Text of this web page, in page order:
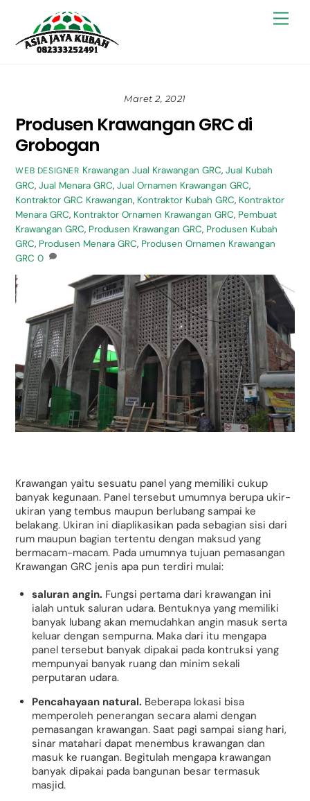
content
Maret 2, 2021
Produsen Krawangan GRC di
Grobogan
WEB DESIGNER Krawangan Jual Krawangan GRC, Jual Kubah
GRC,Jual Menara GRC,Jual Ornamen Krawangan GRC,
Kontraktor GRC Krawangan, Kontraktor Kubah GRC, Kontraktor
Menara GRC, Kontraktor Ornamen Krawangan GRC, Pembuat
Krawangan GRC, Produsen Krawangan GRC, Produsen Kubah
GRC, Produsen Menara GRC, Produsen Ornamen Krawangan
GRC 0
Krawangan yaitu sesuatu panel yang memiliki cukup
banyak kegunaan. Panel tersebut umumnya berupa ukir-
ukiran yang tembus maupun berlubang sampai ke
belakang. Ukiran ini diaplikasikan pada sebagian sisi dari
rum maupun bagian tertentu dengan maksud yang
bermacam-macam. Pada umumnya tujuan pemasangan
Krawangan GRC jenis apa pun terdiri mulai:
saluran angin. Fungsi pertama dari krawangan ini
ialah untuk saluran udara. Bentuknya yang memiliki
banyak lubang akan memudahkan angin masuk serta
keluar dengan sempurna. Maka dari itu mengapa
panel tersebut banyak dipakai pada kontruksi yang
mempunyai banyak ruang dan minim sekali
perputaran udara.
Pencahayaan natural. Beberapa lokasi bisa
memperoleh penerangan secara alami dengan
pemasangan krawangan. Saat pagi sampai siang hari,
sinar matahari dapat menembus krawangan dan
masuk ke ruangan. Begitulah mengapa krawangan
banyak dipakai pada bangunan besar termasuk
masjid.